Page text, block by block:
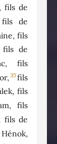
fils de
de
fils
fils de
fils
35fils
fils
fils
fils de